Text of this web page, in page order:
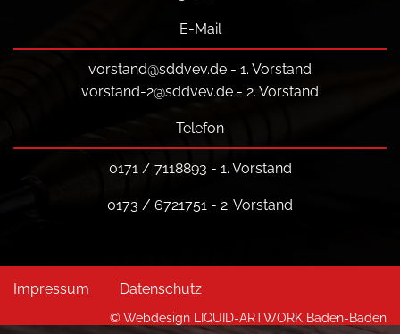
E-Mail
vorstand@sddvev.de - 1. Vorstand
vorstand-2@sddvev.de - 2. Vorstand
Telefon
0171 / 7118893 - 1. Vorstand
0173 / 6721751 - 2. Vorstand
Impressum Datenschutz
© Webdesign LIQUID-ARTWORK Baden-Baden